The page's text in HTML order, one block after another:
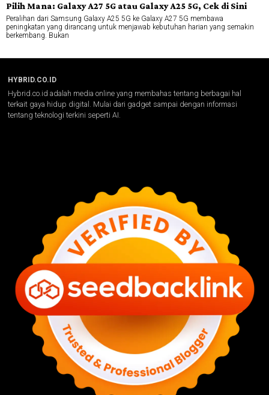
Pilih Mana: Galaxy A27 5G atau Galaxy A25 5G, Cek di Sini
Peralihan dari Samsung Galaxy A25 5G ke Galaxy A27 5G membawa
peningkatan yang dirancang untuk menjawab kebutuhan harian yang semakin
berkembang. Bukan
HYBRID.CO.ID
Hybrid.co.id adalah media online yang membahas tentang berbagai hal
terkait gaya hidup digital. Mulai dari gadget sampai dengan informasi
tentang teknologi terkini seperti AI.